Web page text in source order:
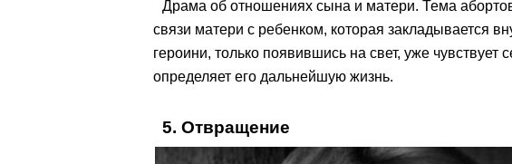
Драма об отношениях сына и матери. Тема
связи матери с ребенком, которая закладывается
героини, только появившись на свет, уже чувствует
определяет его дальнейшую жизнь.
5. Отвращение